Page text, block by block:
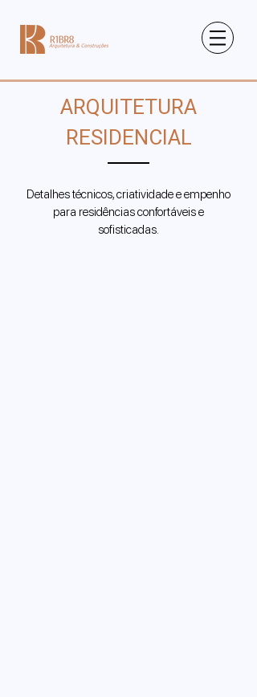
ARQUITETURA
RESIDENCIAL
Detalhes técnicos, criatividade e empenho
para residências confortáveis e
sofisticadas.